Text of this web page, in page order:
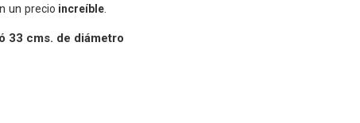
un precio increíble.
33 cms. de diámetro